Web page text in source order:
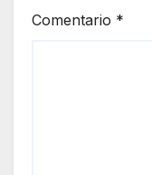
Comentario *